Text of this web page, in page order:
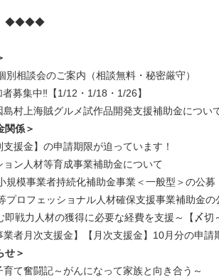
◆◆◆◆
相談会のご案内（相談無料・秘密厳守）
募集中‼【1/12・1/18・1/26】
村上海賊グルメ試作品開発支援補助金につい
関係＞
援金】の申請期限が迫っています！
ン人材等育成事業補助金について
規模事業者持続化補助金事業＜一般型＞の公募
プロフェッショナル人材確保支援事業補助金の
即戦力人材の獲得に必要な経費を支援～【〆切
者月次支援金】【月次支援金】10月分の申請
せ＞
て奮闘記～がんになって家族と向き合う～